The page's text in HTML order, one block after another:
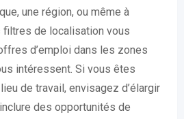
une région, ou même à
filtres de localisation vous
d’emploi dans les zones
intéressent. Si vous êtes
de travail, envisagez d’élargir
des opportunités de